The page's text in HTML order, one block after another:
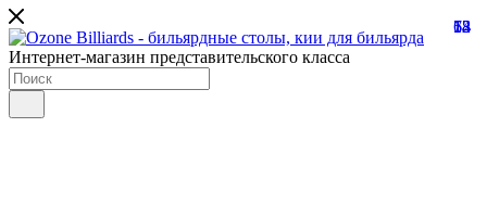
Интернет-магазин представительского класса
13
68
73
54
12